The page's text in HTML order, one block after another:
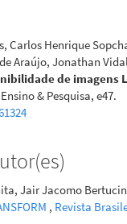
Carlos Henrique
Araújo, Jonathan
de imagens
& Pesquisa, e47.
Jair Jacomo
, Revista